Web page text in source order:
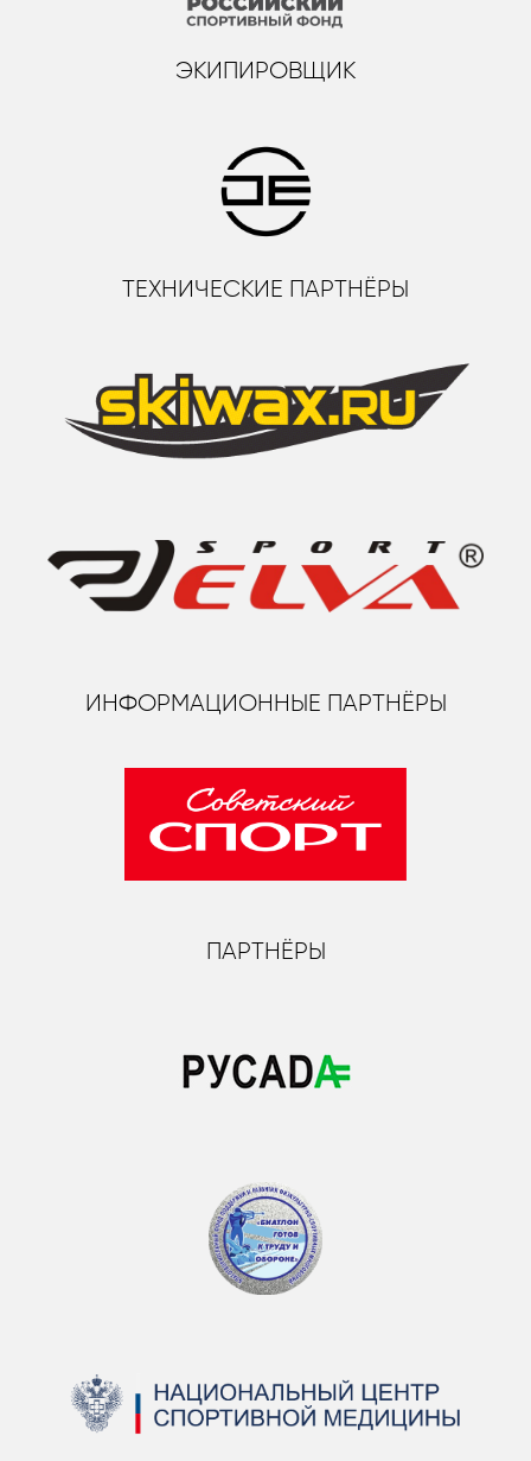
ЭКИПИРОВЩИК
ТЕХНИЧЕСКИЕ ПАРТНЁРЫ
ИНФОРМАЦИОННЫЕ ПАРТНЁРЫ
ПАРТНЁРЫ